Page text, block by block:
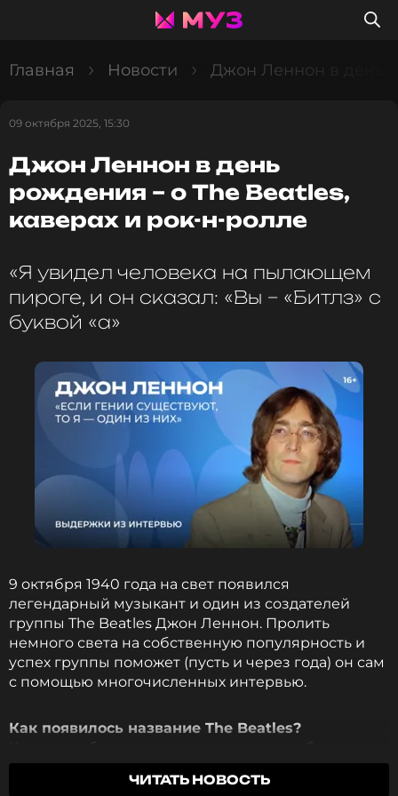
Главная Новости Джон Леннон в день
09 октября 2025, 15:30
Джон Леннон в день
рождения – о The Beatles,
каверах и рок-н-ролле
«Я увидел человека на пылающем
пироге, и он сказал: «Вы – «Битлз» с
буквой «а»
9 октября 1940 года на свет появился
легендарный музыкант и один из создателей
группы The Beatles Джон Леннон. Пролить
немного света на собственную популярность и
успех группы поможет (пусть и через года) он сам
с помощью многочисленных интервью.
Как появилось название The Beatles?
Когда мне было двенадцать лет, у меня было
видение. Я увидел человека на пылающем
пироге, и он сказал: «Вы – «Битлз» с [буквой] «а»,
ЧИТАТЬ НОВОСТЬ